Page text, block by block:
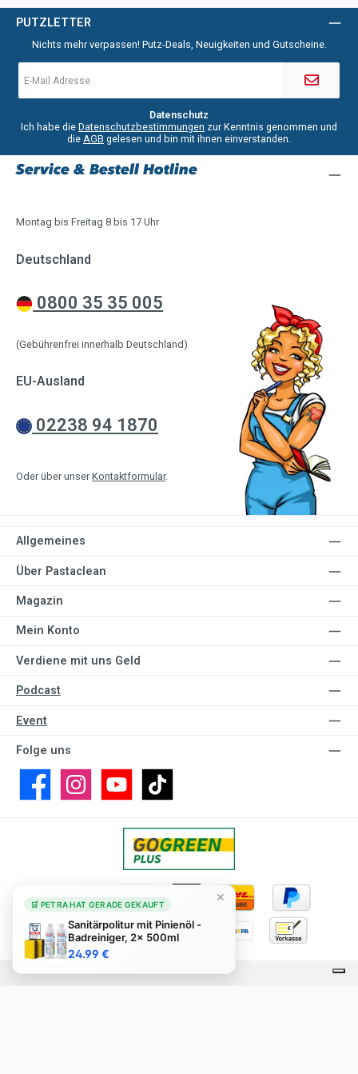
PUTZLETTER
Nichts mehr verpassen! Putz-Deals, Neuigkeiten und Gutscheine.
Mail-
*
Datenschutz
Ich habe die Datenschutzbestimmungen zur Kenntnis genommen und
die AGB gelesen und bin mit ihnen einverstanden.
Service & Bestell Hotline
Montag bis Freitag 8 bis 17 Uhr
Deutschland
0800 35 35 005
(Gebührenfrei innerhalb Deutschland)
EU-Ausland
02238 94 1870
Oder über unser Kontaktformular.
Allgemeines
Über Pastaclean
Magazin
Mein Konto
Verdiene mit uns Geld
Podcast
Event
Folge uns
FacebookInstagramYouTubeTikTok
🛒 PETRA HAT GERADE GEKAUFT
Sanitärpolitur mit Pinienöl -
Badreiniger, 2x 500ml
24.99 €
×